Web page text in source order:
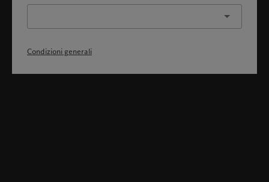
Condizioni generali